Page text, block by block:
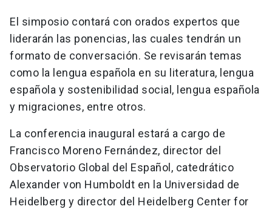
El simposio contará con orados expertos que
liderarán las ponencias, las cuales tendrán un
formato de conversación. Se revisarán temas
como la lengua española en su literatura, lengua
española y sostenibilidad social, lengua española
y migraciones, entre otros.
La conferencia inaugural estará a cargo de
Francisco Moreno Fernández, director del
Observatorio Global del Español, catedrático
Alexander von Humboldt en la Universidad de
Heidelberg y director del Heidelberg Center for